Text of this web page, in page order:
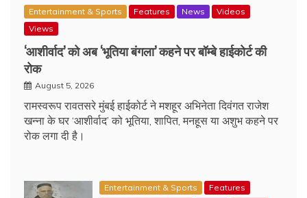
Entertainment & Sports Features News
Videos
Views
‘आशीर्वाद’ को अब ‘भूतिया बंगला’ कहने पर बॉम्बे हाईकोर्ट की
रोक
August 5, 2026
रामस्वरूप रावतसरे मुंबई हाईकोर्ट ने मशहूर अभिनेता दिवंगत राजेश
खन्ना के घर ‘आशीर्वाद’ को भूतिया, शापित, मनहूस या अशुभ कहने पर
रोक लगा दी है।
Entertainment & Sports
Features